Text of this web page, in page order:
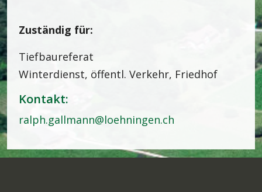
Zuständig für:
Tiefbaureferat
Winterdienst, öffentl. Verkehr, Friedhof
Kontakt:
ralph.gallmann@loehningen.ch